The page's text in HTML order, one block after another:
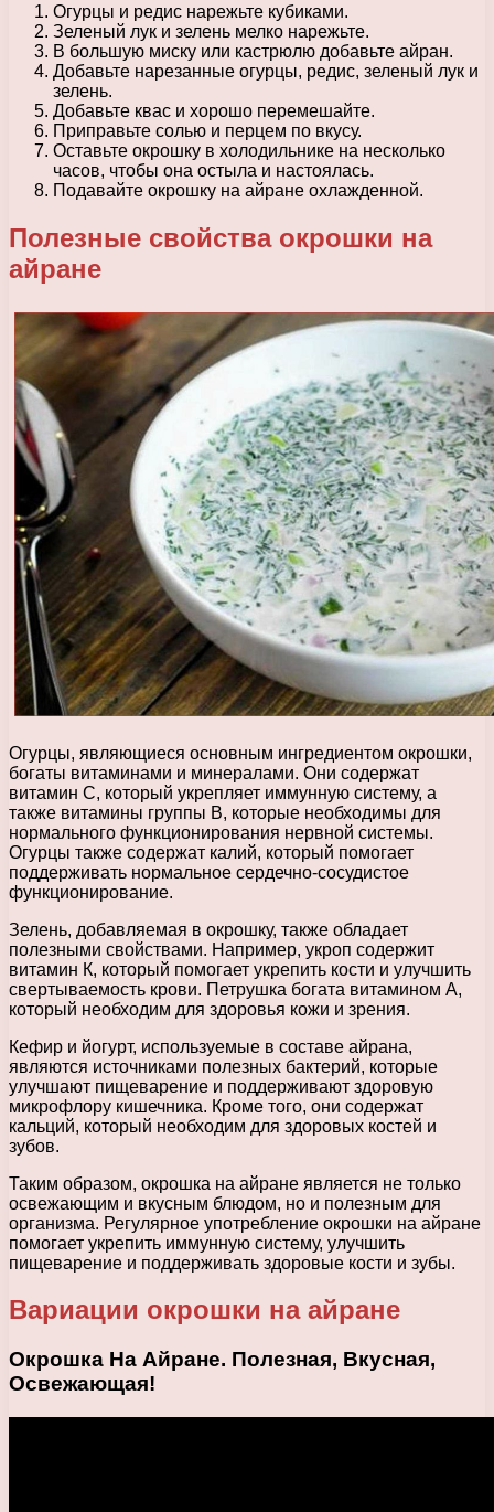
Огурцы и редис нарежьте кубиками.
Зеленый лук и зелень мелко нарежьте.
В большую миску или кастрюлю добавьте айран.
Добавьте нарезанные огурцы, редис, зеленый лук и
зелень.
Добавьте квас и хорошо перемешайте.
Приправьте солью и перцем по вкусу.
Оставьте окрошку в холодильнике на несколько
часов, чтобы она остыла и настоялась.
Подавайте окрошку на айране охлажденной.
Полезные свойства окрошки на
айране
Огурцы, являющиеся основным ингредиентом окрошки,
богаты витаминами и минералами. Они содержат
витамин С, который укрепляет иммунную систему, а
также витамины группы В, которые необходимы для
нормального функционирования нервной системы.
Огурцы также содержат калий, который помогает
поддерживать нормальное сердечно-сосудистое
функционирование.
Зелень, добавляемая в окрошку, также обладает
полезными свойствами. Например, укроп содержит
витамин К, который помогает укрепить кости и улучшить
свертываемость крови. Петрушка богата витамином А,
который необходим для здоровья кожи и зрения.
Кефир и йогурт, используемые в составе айрана,
являются источниками полезных бактерий, которые
улучшают пищеварение и поддерживают здоровую
микрофлору кишечника. Кроме того, они содержат
кальций, который необходим для здоровых костей и
зубов.
Таким образом, окрошка на айране является не только
освежающим и вкусным блюдом, но и полезным для
организма. Регулярное употребление окрошки на айране
помогает укрепить иммунную систему, улучшить
пищеварение и поддерживать здоровые кости и зубы.
Вариации окрошки на айране
Окрошка На Айране. Полезная, Вкусная,
Освежающая!